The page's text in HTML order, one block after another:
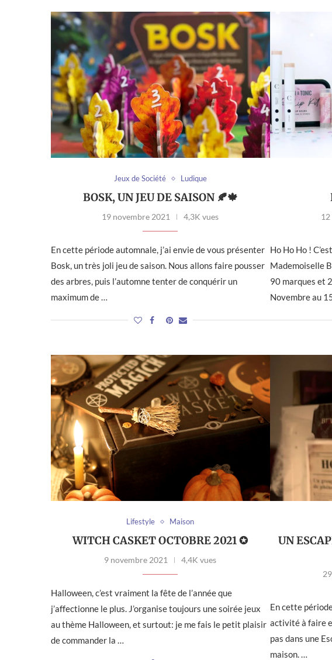
Jeux de Société Ludique
BOSK, UN JEU DE SAISON 🍂🍁
19 novembre 2021 4,3K vues
En cette période automnale, j’ai envie de vous présenter
Bosk, un très joli jeu de saison. Nous allons faire pousser
des arbres, puis l’automne tenter de conquérir un
maximum de …
12
Ho Ho Ho !
Mademoiselle
90 marques et
Novembre au
Lifestyle Maison
WITCH CASKET OCTOBRE 2021 ✪
9 novembre 2021 4,4K vues
Halloween, c’est vraiment la fête de l’année que
j’affectionne le plus. J’organise toujours une soirée jeux
au thème Halloween, et surtout: je me fais le petit plaisir
de commander la …
UN
En cette
activité à faire
pas dans une
maison. …